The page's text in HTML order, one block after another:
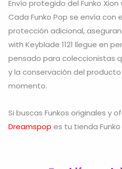
Envío protegido del Funko Xion
Cada Funko Pop se envía con
protección adicional,
with Keyblade 1121 llegue en
pensado para coleccionistas
y la conservación del
momento.
Si buscas Funkos originales y
Dreamspop es tu tienda